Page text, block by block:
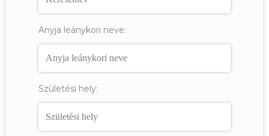
Anyja leánykori neve:
Születési hely: